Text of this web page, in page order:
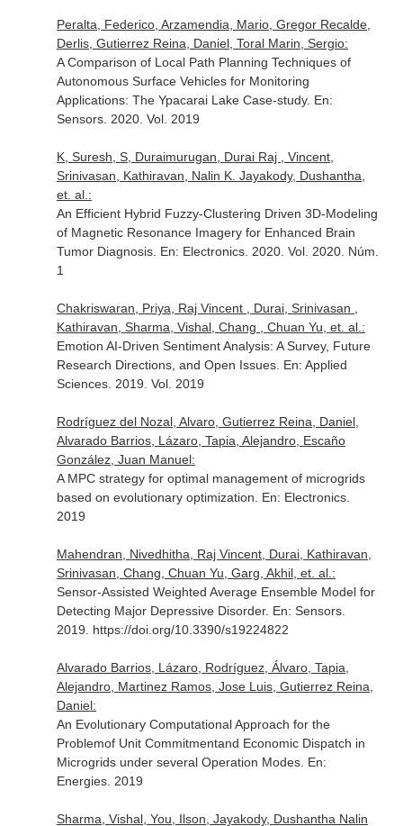
Peralta, Federico, Arzamendia, Mario, Gregor Recalde,
Derlis, Gutierrez Reina, Daniel, Toral Marin, Sergio:
A Comparison of Local Path Planning Techniques of
Autonomous Surface Vehicles for Monitoring
Applications: The Ypacarai Lake Case-study. En:
Sensors. 2020. Vol. 2019
K, Suresh, S, Duraimurugan, Durai Raj , Vincent,
Srinivasan, Kathiravan, Nalin K. Jayakody, Dushantha,
et. al.:
An Efficient Hybrid Fuzzy-Clustering Driven 3D-Modeling
of Magnetic Resonance Imagery for Enhanced Brain
Tumor Diagnosis. En: Electronics. 2020. Vol. 2020. Núm.
1
Chakriswaran, Priya, Raj Vincent , Durai, Srinivasan ,
Kathiravan, Sharma, Vishal, Chang , Chuan Yu, et. al.:
Emotion AI-Driven Sentiment Analysis: A Survey, Future
Research Directions, and Open Issues. En: Applied
Sciences. 2019. Vol. 2019
Rodríguez del Nozal, Alvaro, Gutierrez Reina, Daniel,
Alvarado Barrios, Lázaro, Tapia, Alejandro, Escaño
González, Juan Manuel:
A MPC strategy for optimal management of microgrids
based on evolutionary optimization. En: Electronics.
2019
Mahendran, Nivedhitha, Raj Vincent, Durai, Kathiravan,
Srinivasan, Chang, Chuan Yu, Garg, Akhil, et. al.:
Sensor-Assisted Weighted Average Ensemble Model for
Detecting Major Depressive Disorder. En: Sensors.
2019. https://doi.org/10.3390/s19224822
Alvarado Barrios, Lázaro, Rodríguez, Álvaro, Tapia,
Alejandro, Martinez Ramos, Jose Luis, Gutierrez Reina,
Daniel:
An Evolutionary Computational Approach for the
Problemof Unit Commitmentand Economic Dispatch in
Microgrids under several Operation Modes. En:
Energies. 2019
Sharma, Vishal, You, Ilson, Jayakody, Dushantha Nalin